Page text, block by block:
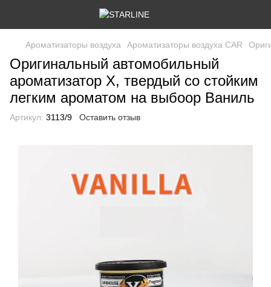
Ароматизаторы воздуха Ароматизаторы воздуха CAR
Оригинальный автомобильный
ароматизатор X, твердый со стойким
легким ароматом на выбоор Ваниль
Артикул: 3113/9 Оставить отзыв